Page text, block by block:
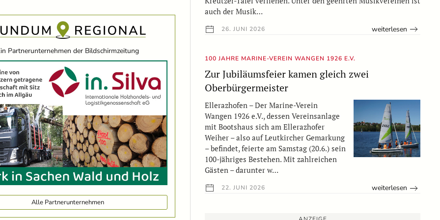
Partnerunternehmen der Bildschirmzeitung
Alle Partnerunternehmen
auch der Musik…
26. JUNI 2026 weiterlesen
100 JAHRE MARINE-VEREIN WANGEN 1926 E.V.
Zur Jubiläumsfeier kamen gleich zwei
Oberbürgermeister
Ellerazhofen – Der Marine-Verein
Wangen 1926 e.V., dessen Vereinsanlage
mit Bootshaus sich am Ellerazhofer
Weiher – also auf Leutkircher Gemarkung
– befindet, feierte am Samstag (20.6.) sein
100-jähriges Bestehen. Mit zahlreichen
Gästen – darunter w…
22. JUNI 2026 weiterlesen